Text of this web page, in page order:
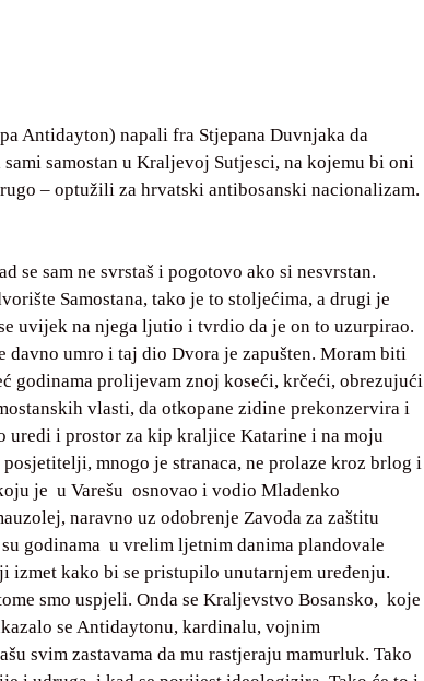
Antidayton) napali fra Stjepana Duvnjaka da
samostan u Kraljevoj Sutjesci, na kojemu bi oni
– optužili za hrvatski antibosanski nacionalizam.
se sam ne svrstaš i pogotovo ako si nesvrstan.
Samostana, tako je to stoljećima, a drugi je
uvijek na njega ljutio i tvrdio da je on to uzurpirao.
umro i taj dio Dvora je zapušten. Moram biti
godinama prolijevam znoj koseći, krčeći, obrezujući
vlasti, da otkopane zidine prekonzervira i
uredi i prostor za kip kraljice Katarine i na moju
mnogo je stranaca, ne prolaze kroz brlog i
je u Varešu osnovao i vodio Mladenko
naravno uz odobrenje Zavoda za zaštitu
godinama u vrelim ljetnim danima plandovale
izmet kako bi se pristupilo unutarnjem uređenju.
smo uspjeli. Onda se Kraljevstvo Bosansko, koje
se Antidaytonu, kardinalu, vojnim
svim zastavama da mu rastjeraju mamurluk. Tako